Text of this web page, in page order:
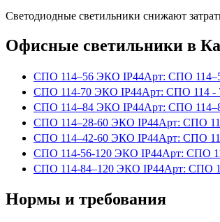
Светодиодные светильники снижают
Офисные светильники в
СПО 114–56 ЭКО IP44Арт: СПО
СПО 114-70 ЭКО IP44Арт: СПО 114 -
СПО 114–84 ЭКО IP44Арт: СПО
СПО 114–28-60 ЭКО IP44Арт: СПО
СПО 114–42-60 ЭКО IP44Арт: СПО
СПО 114-56-120 ЭКО IP44Арт: СПО
СПО 114-84–120 ЭКО IP44Арт: СПО
Нормы и требования